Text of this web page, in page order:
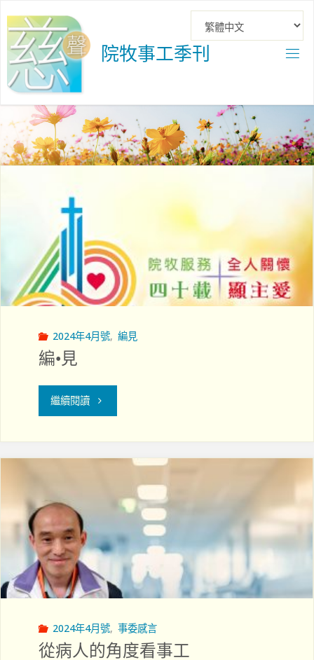
to
content
院牧事工季刊
2024年4月號, 編見
編•見
繼續閱讀"編
見"
2024年4月號, 事委感言
從病人的角度看事工